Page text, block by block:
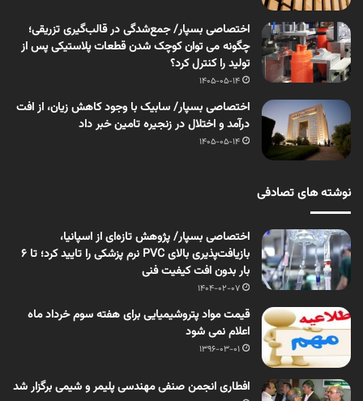
اختصاصی بسپار/ جمع‌شدگی در قالب‌گیری تزریقی؛
چگونه می توان کوچک شدن قطعات پلاستیکی پس از
تولید را کنترل کرد؟
1405-05-14
اختصاصی بسپار/ سابیک با وجود کاهش زیان، از افت
درآمد و اختلال در زنجیره تامین خبر داد
1405-05-14
نوشته های تصادفی
اختصاصی بسپار/ پژوهش تازه‌ای از اسپانیا،
بازیافت‌پذیری بالای PVC نرم پزشکی را تایید کرد؛ تا ۶
بار بدون افت کیفیت فنی
1404-02-07
قیمت مواد پتروشیمیایی برای هفته سوم خرداد ماه
اعلام نمی شود
1396-03-01
افطاری انجمن صنفی مهندسی پلیمر و شیمی برگزار شد